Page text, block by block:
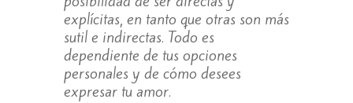
explícitas, en tanto que otras son más
sutil e indirectas. Todo es
dependiente de tus opciones
personales y de cómo desees
expresar tu amor.